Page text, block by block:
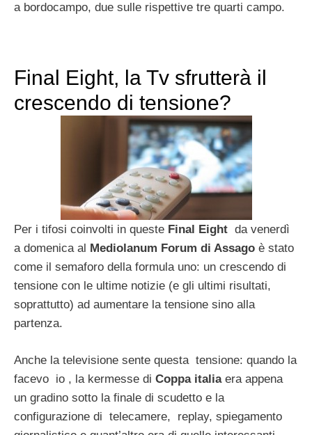
a bordocampo, due sulle rispettive tre quarti campo.
Final Eight, la Tv sfrutterà il
crescendo di tensione?
Per i tifosi coinvolti in queste Final Eight da venerdì
a domenica al Mediolanum Forum di Assago è stato
come il semaforo della formula uno: un crescendo di
tensione con le ultime notizie (e gli ultimi risultati,
soprattutto) ad aumentare la tensione sino alla
partenza.
Anche la televisione sente questa tensione: quando la
facevo io , la kermesse di Coppa italiaera appena
un gradino sotto la finale di scudetto e la
configurazione di telecamere, replay, spiegamento